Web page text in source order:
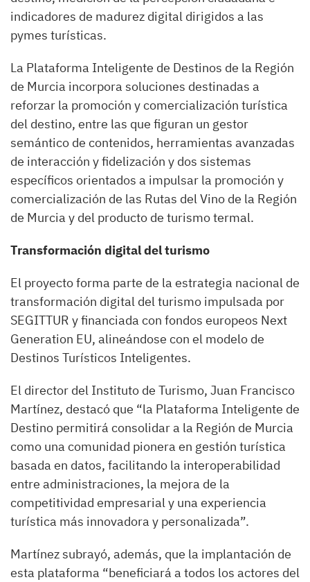
indicadores de madurez digital dirigidos a las
pymes turísticas.
La Plataforma Inteligente de Destinos de la Región
de Murcia incorpora soluciones destinadas a
reforzar la promoción y comercialización turística
del destino, entre las que figuran un gestor
semántico de contenidos, herramientas avanzadas
de interacción y fidelización y dos sistemas
específicos orientados a impulsar la promoción y
comercialización de las Rutas del Vino de la Región
de Murcia y del producto de turismo termal.
Transformación digital del turismo
El proyecto forma parte de la estrategia nacional de
transformación digital del turismo impulsada por
SEGITTUR y financiada con fondos europeos Next
Generation EU, alineándose con el modelo de
Destinos Turísticos Inteligentes.
El director del Instituto de Turismo, Juan Francisco
Martínez, destacó que “la Plataforma Inteligente de
Destino permitirá consolidar a la Región de Murcia
como una comunidad pionera en gestión turística
basada en datos, facilitando la interoperabilidad
entre administraciones, la mejora de la
competitividad empresarial y una experiencia
turística más innovadora y personalizada”.
Martínez subrayó, además, que la implantación de
esta plataforma “beneficiará a todos los actores del